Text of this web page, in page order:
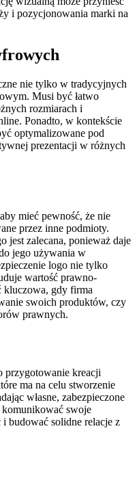
i pozycjonowania marki na
nie tylko w tradycyjnych
Musi być łatwo
rozmiarach i
Ponadto, w kontekście
optymalizowane pod
prezentacji w różnych
mieć pewność, że nie
przez inne podmioty.
jest zalecana, ponieważ daje
jego używania w
logo nie tylko
wartość prawno-
kluczowa, gdy firma
swoich produktów, czy
prawnych.
przygotowanie kreacji
ma na celu stworzenie
własne, zabezpieczone
swoje
budować solidne relacje z